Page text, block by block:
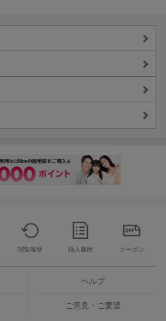
閲覧履歴 購入履歴 クーポン
ヘルプ
ご意見・ご要望